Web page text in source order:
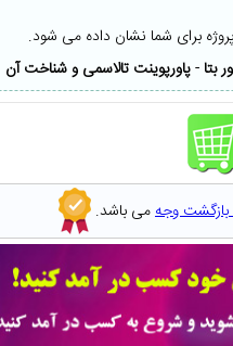
برای شما نشان داده می شود.
بتا -پاورپوینت تالاسمی و شناخت آن
وجهمی باشد.